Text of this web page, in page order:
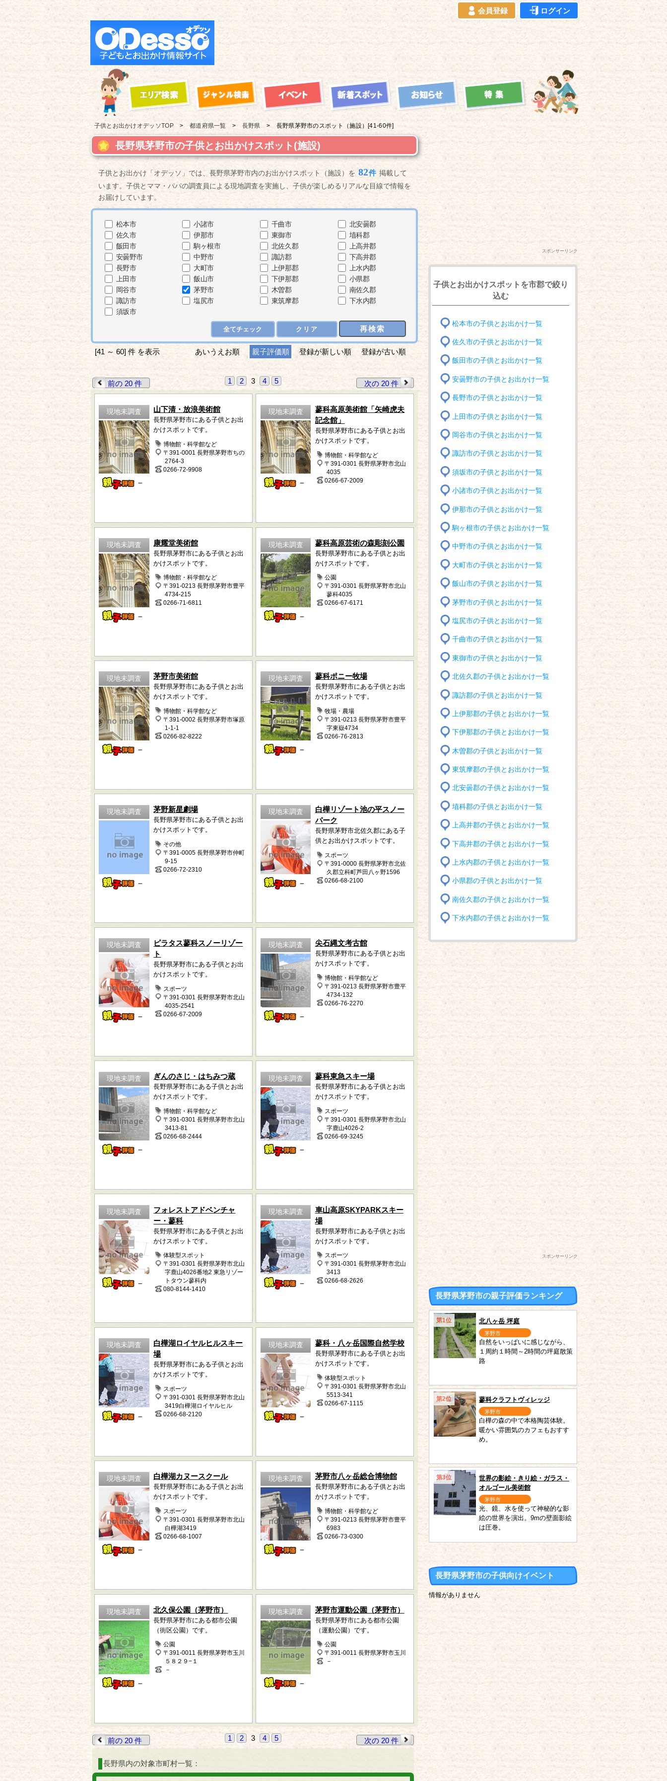
会員登録 ログイン
子供とお出かけ オデッソTOP 都道府県一覧 長野県 長野県茅野市の スポット（施設） [41-60件]
長野県茅野市の子供とお出かけスポット(施設)
子供とお出かけ「オデッソ」では、長野県茅野市内のお出かけスポット（施設）を 82件 掲載して
います。子供とママ・パパの調査員による現地調査を実施し、子供が楽しめるリアルな目線で情報を
お届けしています。
松本市
佐久市
飯田市
安曇野市
長野市
上田市
岡谷市
諏訪市
須坂市
小諸市
伊那市
駒ヶ根市
中野市
大町市
飯山市
茅野市
塩尻市
千曲市
東御市
北佐久郡
諏訪郡
上伊那郡
下伊那郡
木曽郡
東筑摩郡
北安曇郡
埴科郡
上高井郡
下高井郡
上水内郡
小県郡
南佐久郡
下水内郡
全てチェック クリア 再検索
[41 ～ 60] 件 を表示 あいうえお順 親子評価順 登録が新しい順 登録が古い順
前の 20 件 1 2 3 4 5 次の 20 件
現地未調査
－
山下清・放浪美術館
長野県茅野市にある子供とお出
かけスポットです。
博物館・科学館など
〒391-0001 長野県茅野市ちの
2764-3
0266-72-9908
現地未調査
－
蓼科高原美術館「矢崎虎夫
記念館」
長野県茅野市にある子供とお出
かけスポットです。
博物館・科学館など
〒391-0301 長野県茅野市北山
4035
0266-67-2009
現地未調査
－
康耀堂美術館
長野県茅野市にある子供とお出
かけスポットです。
博物館・科学館など
〒391-0213 長野県茅野市豊平
4734-215
0266-71-6811
現地未調査
－
蓼科高原芸術の森彫刻公園
長野県茅野市にある子供とお出
かけスポットです。
公園
〒391-0301 長野県茅野市北山
蓼科4035
0266-67-6171
現地未調査
－
茅野市美術館
長野県茅野市にある子供とお出
かけスポットです。
博物館・科学館など
〒391-0002 長野県茅野市塚原
1-1-1
0266-82-8222
現地未調査
－
蓼科ポニー牧場
長野県茅野市にある子供とお出
かけスポットです。
牧場・農場
〒391-0213 長野県茅野市豊平
字東嶽4734
0266-76-2813
現地未調査
－
茅野新星劇場
長野県茅野市にある子供とお出
かけスポットです。
その他
〒391-0005 長野県茅野市仲町
9-15
0266-72-2310
現地未調査
－
白樺リゾート池の平スノー
パーク
長野県茅野市北佐久郡にある子
供とお出かけスポットです。
スポーツ
〒391-0000 長野県茅野市北佐
久郡立科町芦田八ヶ野1596
0266-68-2100
現地未調査
－
ピラタス蓼科スノーリゾー
ト
長野県茅野市にある子供とお出
かけスポットです。
スポーツ
〒391-0301 長野県茅野市北山
4035-2541
0266-67-2009
現地未調査
－
尖石縄文考古館
長野県茅野市にある子供とお出
かけスポットです。
博物館・科学館など
〒391-0213 長野県茅野市豊平
4734-132
0266-76-2270
現地未調査
－
ぎんのさじ・はちみつ蔵
長野県茅野市にある子供とお出
かけスポットです。
博物館・科学館など
〒391-0301 長野県茅野市北山
3413-81
0266-68-2444
現地未調査
－
蓼科東急スキー場
長野県茅野市にある子供とお出
かけスポットです。
スポーツ
〒391-0301 長野県茅野市北山
字鹿山4026-2
0266-69-3245
現地未調査
－
フォレストアドベンチャ
ー・蓼科
長野県茅野市にある子供とお出
かけスポットです。
体験型スポット
〒391-0301 長野県茅野市北山
字鹿山4026番地2 東急リゾー
トタウン蓼科内
080-8144-1410
現地未調査
－
車山高原SKYPARKスキー
場
長野県茅野市にある子供とお出
かけスポットです。
スポーツ
〒391-0301 長野県茅野市北山
3413
0266-68-2626
現地未調査
－
白樺湖ロイヤルヒルスキー
場
長野県茅野市にある子供とお出
かけスポットです。
スポーツ
〒391-0301 長野県茅野市北山
3419白樺湖ロイヤルヒル
0266-68-2120
現地未調査
－
蓼科・八ヶ岳国際自然学校
長野県茅野市にある子供とお出
かけスポットです。
体験型スポット
〒391-0301 長野県茅野市北山
5513-341
0266-67-1115
現地未調査
－
白樺湖カヌースクール
長野県茅野市にある子供とお出
かけスポットです。
スポーツ
〒391-0301 長野県茅野市北山
白樺湖3419
0266-68-1007
現地未調査
－
茅野市八ヶ岳総合博物館
長野県茅野市にある子供とお出
かけスポットです。
博物館・科学館など
〒391-0213 長野県茅野市豊平
6983
0266-73-0300
現地未調査
－
北久保公園（茅野市）
長野県茅野市にある都市公園
（街区公園）です。
公園
〒391-0011 長野県茅野市玉川
５８２９−１
－
現地未調査
－
茅野市運動公園（茅野市）
長野県茅野市にある都市公園
（運動公園）です。
公園
〒391-0011 長野県茅野市玉川
－
前の 20 件 1 2 3 4 5 次の 20 件
長野県内の対象市町村一覧：
スポンサーリンク
子供とお出かけスポットを市郡で絞り
込む
松本市の子供とお出かけ一覧
佐久市の子供とお出かけ一覧
飯田市の子供とお出かけ一覧
安曇野市の子供とお出かけ一覧
長野市の子供とお出かけ一覧
上田市の子供とお出かけ一覧
岡谷市の子供とお出かけ一覧
諏訪市の子供とお出かけ一覧
須坂市の子供とお出かけ一覧
小諸市の子供とお出かけ一覧
伊那市の子供とお出かけ一覧
駒ヶ根市の子供とお出かけ一覧
中野市の子供とお出かけ一覧
大町市の子供とお出かけ一覧
飯山市の子供とお出かけ一覧
茅野市の子供とお出かけ一覧
塩尻市の子供とお出かけ一覧
千曲市の子供とお出かけ一覧
東御市の子供とお出かけ一覧
北佐久郡の子供とお出かけ一覧
諏訪郡の子供とお出かけ一覧
上伊那郡の子供とお出かけ一覧
下伊那郡の子供とお出かけ一覧
木曽郡の子供とお出かけ一覧
東筑摩郡の子供とお出かけ一覧
北安曇郡の子供とお出かけ一覧
埴科郡の子供とお出かけ一覧
上高井郡の子供とお出かけ一覧
下高井郡の子供とお出かけ一覧
上水内郡の子供とお出かけ一覧
小県郡の子供とお出かけ一覧
南佐久郡の子供とお出かけ一覧
下水内郡の子供とお出かけ一覧
スポンサーリンク
長野県茅野市の親子評価ランキング
第1位 北八ヶ岳 坪庭
茅野市
自然をいっぱいに感じながら、
１周約１時間～2時間の坪庭散策
路
第2位 蓼科クラフトヴィレッジ
茅野市
白樺の森の中で本格陶芸体験。
暖かい雰囲気のカフェもおすす
め。
第3位
世界の影絵・きり絵・ガラス・
オルゴール美術館
茅野市
光、鏡、水を使って神秘的な影
絵の世界を演出。9mの壁面影絵
は圧巻。
長野県茅野市の子供向けイベント
情報がありません